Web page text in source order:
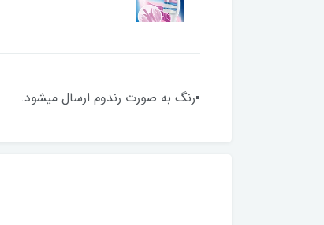
▪︎رنگ به صورت رندوم ارسال میشود.